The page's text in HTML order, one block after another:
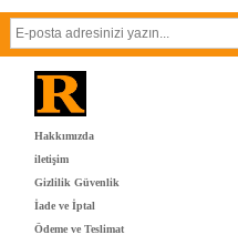
Hakkımızda
iletişim
Gizlilik Güvenlik
İade ve İptal
Ödeme ve Teslimat